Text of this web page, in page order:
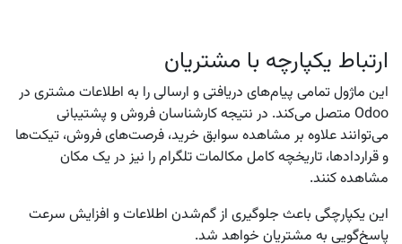
ارتباط یکپارچه با مشتریان
این ماژول تمامی پیام‌های دریافتی و ارسالی را به اطلاعات مشتری در
Odoo متصل می‌کند. در نتیجه کارشناسان فروش و پشتیبانی
می‌توانند علاوه بر مشاهده سوابق خرید، فرصت‌های فروش، تیکت‌ها
و قراردادها، تاریخچه کامل مکالمات تلگرام را نیز در یک مکان
مشاهده کنند.
این یکپارچگی باعث جلوگیری از گم‌شدن اطلاعات و افزایش سرعت
پاسخ‌گویی به مشتریان خواهد شد.